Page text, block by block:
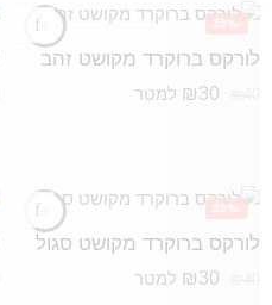
-25%
לורקס ברוקרד מקושט זהב
₪30 למטר
-25%
לורקס ברוקרד מקושט סגול
₪30 למטר